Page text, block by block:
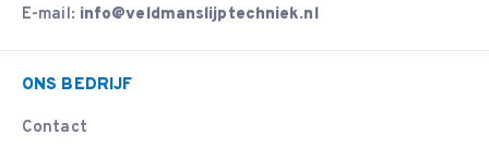
E-mail: info@veldmanslijptechniek.nl
ONS BEDRIJF
Contact